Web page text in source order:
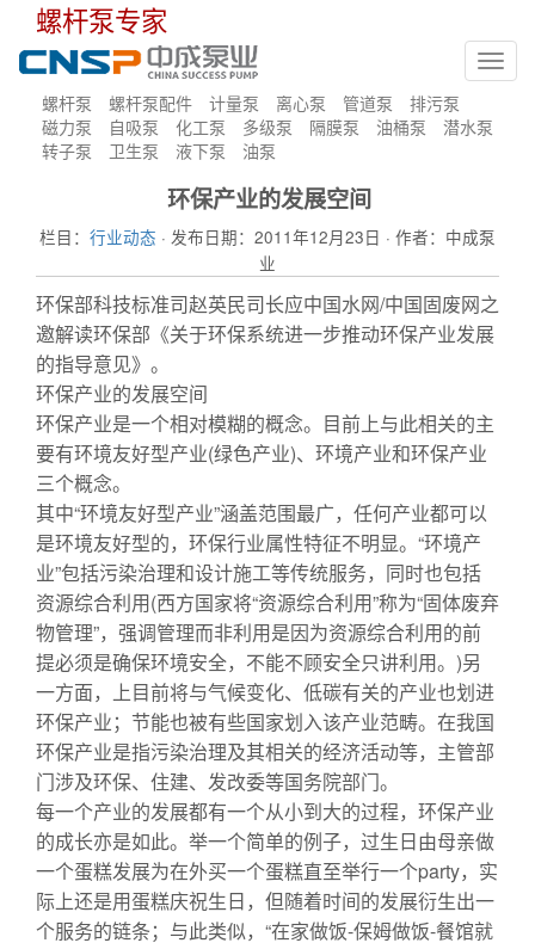
螺杆泵专家
螺杆泵 螺杆泵配件 计量泵 离心泵 管道泵
排污泵
磁力泵
自吸泵 化工泵 多级泵 隔膜泵 油桶泵
潜水泵
转子泵
卫生泵 液下泵 油泵
环保产业的发展空间
栏目： 行业动态 · 发布日期：2011年12月23日 · 作者：中成泵
业
环保部科技标准司赵英民司长应中国水网/中国固废网之
邀解读环保部《关于环保系统进一步推动环保产业发展
的指导意见》。
环保产业的发展空间
环保产业是一个相对模糊的概念。目前上与此相关的主
要有环境友好型产业(绿色产业)、环境产业和环保产业
三个概念。
其中“环境友好型产业”涵盖范围最广，任何产业都可以
是环境友好型的，环保行业属性特征不明显。“环境产
业”包括污染治理和设计施工等传统服务，同时也包括
资源综合利用(西方国家将“资源综合利用”称为“固体废弃
物管理”，强调管理而非利用是因为资源综合利用的前
提必须是确保环境安全，不能不顾安全只讲利用。)另
一方面，上目前将与气候变化、低碳有关的产业也划进
环保产业；节能也被有些国家划入该产业范畴。在我国
环保产业是指污染治理及其相关的经济活动等，主管部
门涉及环保、住建、发改委等国务院部门。
每一个产业的发展都有一个从小到大的过程，环保产业
的成长亦是如此。举一个简单的例子，过生日由母亲做
一个蛋糕发展为在外买一个蛋糕直至举行一个party，实
际上还是用蛋糕庆祝生日，但随着时间的发展衍生出一
个服务的链条；与此类似，“在家做饭-保姆做饭-餐馆就